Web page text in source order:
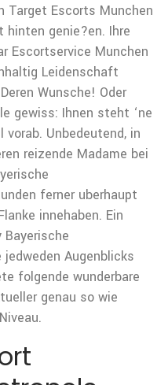
Escorts Munchen
genie?en. Ihre
Escortservice Munchen
Leidenschaft
Wunsche! Oder
gewiss: Ihnen steht ‘ne
Unbedeutend, in
reizende Madame bei
ferner uberhaupt
innehaben. Ein
Bayerische
Augenblicks
folgende wunderbare
genau so wie